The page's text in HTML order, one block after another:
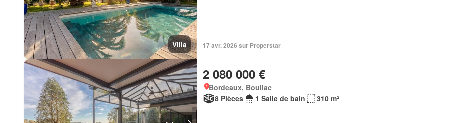
Villa 17 avr. 2026 sur Properstar
2 080 000 €
Bordeaux, Bouliac
8 Pièces
1 Salle de bain 310 m²